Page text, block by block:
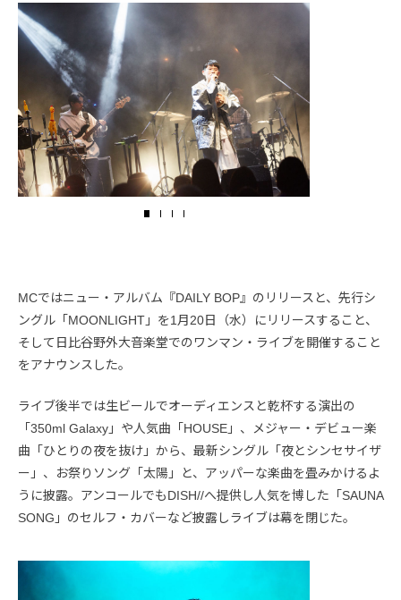
MCではニュー・アルバム『DAILY BOP』のリリースと、先行シ
ングル「MOONLIGHT」を1月20日（水）にリリースすること、
そして日比谷野外大音楽堂でのワンマン・ライブを開催すること
をアナウンスした。
ライブ後半では生ビールでオーディエンスと乾杯する演出の
「350ml Galaxy」や人気曲「HOUSE」、メジャー・デビュー楽
曲「ひとりの夜を抜け」から、最新シングル「夜とシンセサイザ
ー」、お祭りソング「太陽」と、アッパーな楽曲を畳みかけるよ
うに披露。アンコールでもDISH//へ提供し人気を博した「SAUNA
SONG」のセルフ・カバーなど披露しライブは幕を閉じた。